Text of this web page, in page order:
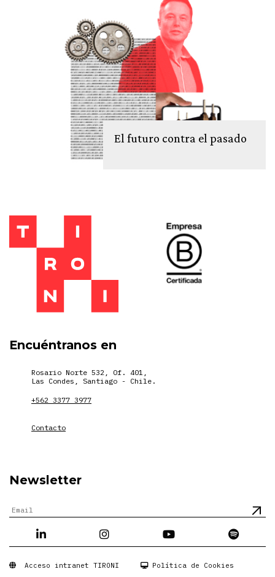
El futuro contra el pasado
Encuéntranos en
Rosario Norte 532, Of. 401,
Las Condes, Santiago - Chile.
+562 3377 3977
Contacto
Newsletter
Acceso intranet TIRONI Política de Cookies